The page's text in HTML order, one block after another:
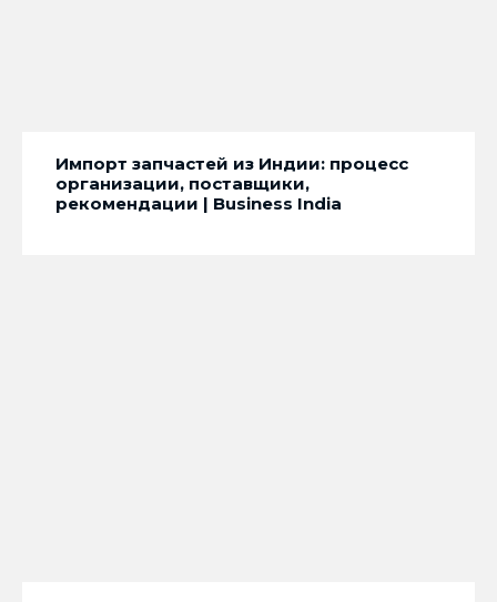
Импорт запчастей из Индии: процесс
организации, поставщики,
рекомендации | Business India